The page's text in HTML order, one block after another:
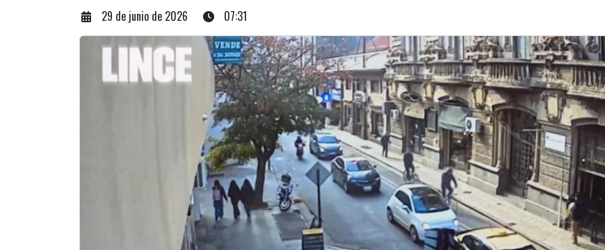
29 de junio de 2026 07:31